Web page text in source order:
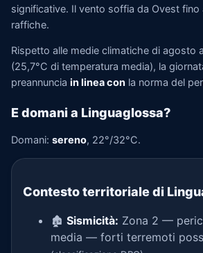
significative. Il vento soffia da Ovest fino
raffiche.
Rispetto alle medie climatiche di agosto
(25,7°C di temperatura media), la
preannuncia in linea con la norma del
E domani a Linguaglossa?
Domani: sereno, 22°/32°C.
Contesto territoriale di
🏚️ Sismicità: Zona 2 —
media — forti terremoti